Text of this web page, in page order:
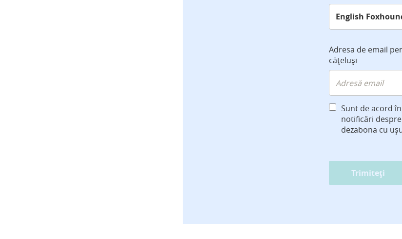
Adresa de email
cățeluși
Sunt de acord
notificări
dezabona cu
Trimiteți